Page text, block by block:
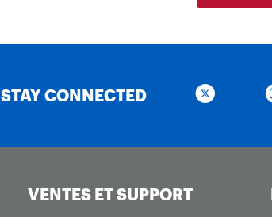
STAY CONNECTED
VENTES ET SUPPORT